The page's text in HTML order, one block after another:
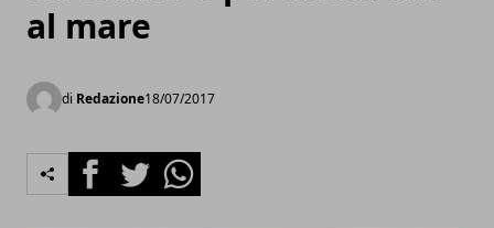
al mare
di Redazione18/07/2017
FacebookTwitterWhatsapp